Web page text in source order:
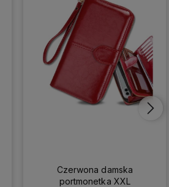
Czerwona damska
portmonetka XXL